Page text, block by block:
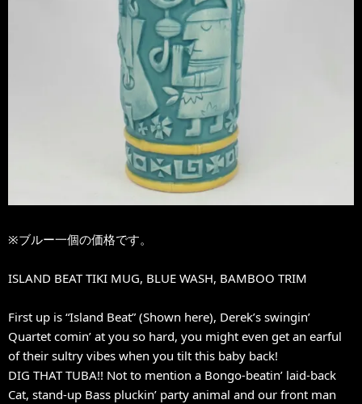
※ブルー一個の価格です。
ISLAND BEAT TIKI MUG, BLUE WASH, BAMBOO TRIM
First up is “Island Beat” (Shown here), Derek’s swingin’
Quartet comin’ at you so hard, you might even get an earful
of their sultry vibes when you tilt this baby back!
DIG THAT TUBA!! Not to mention a Bongo-beatin’ laid-back
Cat, stand-up Bass pluckin’ party animal and our front man